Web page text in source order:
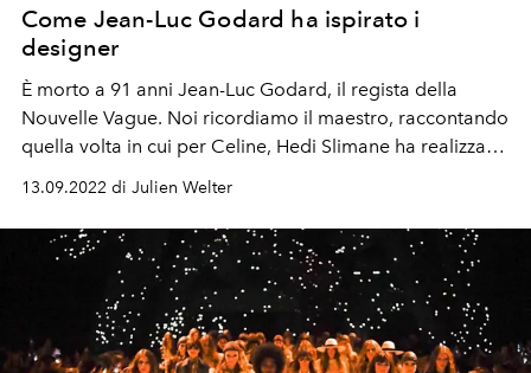
Come Jean-Luc Godard ha ispirato i
designer
È morto a 91 anni Jean-Luc Godard, il regista della
Nouvelle Vague. Noi ricordiamo il maestro, raccontando
quella volta in cui per Celine, Hedi Slimane ha realizzato
13.09.2022 di Julien Welter